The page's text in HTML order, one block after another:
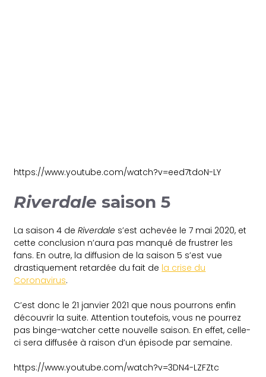
https://www.youtube.com/watch?v=eed7tdoN-LY
Riverdale saison 5
La saison 4 deRiverdale s’est achevée le 7 mai 2020, et
cette conclusion n’aura pas manqué de frustrer les
fans. En outre, la diffusion de la saison 5 s’est vue
drastiquement retardée du fait de la crise du
Coronavirus.
C’est donc le 21 janvier 2021 que nous pourrons enfin
découvrir la suite. Attention toutefois, vous ne pourrez
pas binge-watcher cette nouvelle saison. En effet, celle-
ci sera diffusée à raison d’un épisode par semaine.
https://www.youtube.com/watch?v=3DN4-LZFZtc